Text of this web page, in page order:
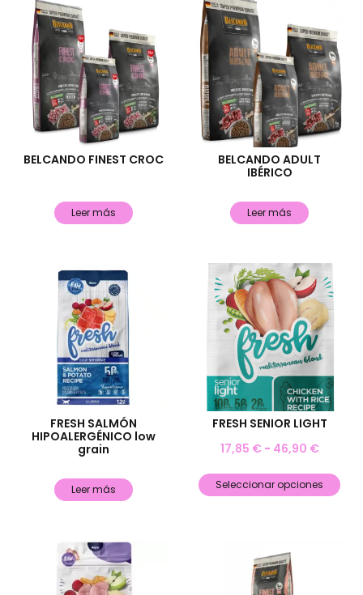
BELCANDO FINEST CROC
Leer más
BELCANDO ADULT
IBÉRICO
Leer más
FRESH SALMÓN
HIPOALERGÉNICO low
grain
Leer más
FRESH SENIOR LIGHT
17,85 € - 46,90 €
Seleccionar opciones